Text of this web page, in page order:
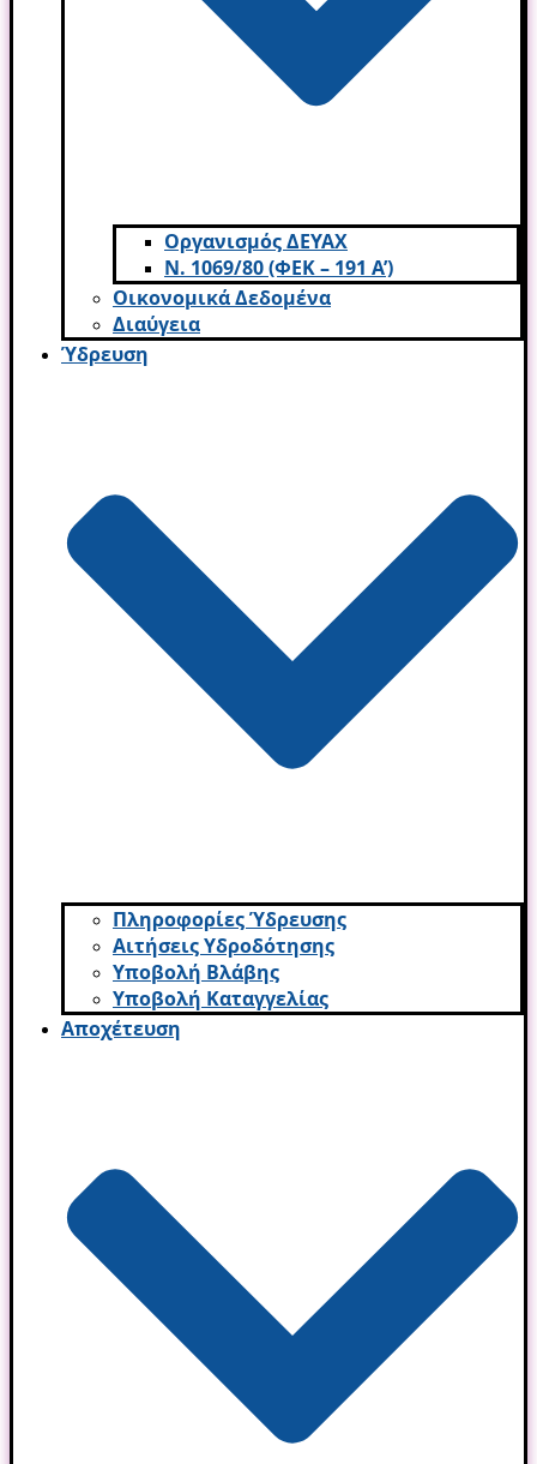
Οργανισμός ΔΕΥΑΧ
Ν. 1069/80 (ΦΕΚ – 191 Α’)
Οικονομικά Δεδομένα
Διαύγεια
Ύδρευση
Πληροφορίες Ύδρευσης
Αιτήσεις Υδροδότησης
Υποβολή Βλάβης
Υποβολή Καταγγελίας
Αποχέτευση